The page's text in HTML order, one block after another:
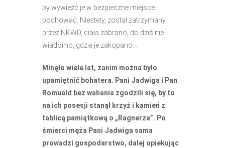
by wywieźć je w bezpieczne miejsce i
pochować. Niestety, został zatrzymany
przez NKWD, ciała zabrano, do dziś nie
wiadomo, gdzie je zakopano…
Minęło wiele lat, zanim można było
upamiętnić bohatera. Pani Jadwiga i Pan
Romuald bez wahania zgodzili się, by to
na ich posesji stanął krzyż i kamień z
tablicą pamiątkową o „Ragnerze”. Po
śmierci męża Pani Jadwiga sama
prowadzi gospodarstwo, dalej opiekując